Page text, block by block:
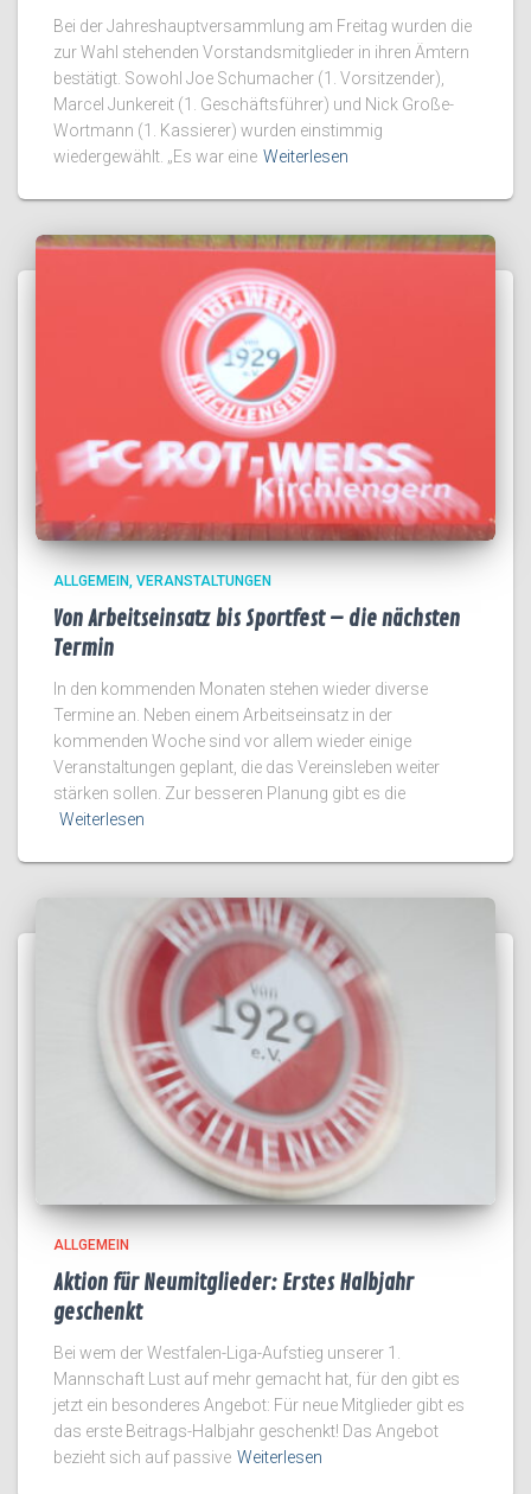
Bei der Jahreshauptversammlung am Freitag wurden die
zur Wahl stehenden Vorstandsmitglieder in ihren Ämtern
bestätigt. Sowohl Joe Schumacher (1. Vorsitzender),
Marcel Junkereit (1. Geschäftsführer) und Nick Große-
Wortmann (1. Kassierer) wurden einstimmig
wiedergewählt. „Es war eine Weiterlesen
ALLGEMEIN VERANSTALTUNGEN
Von Arbeitseinsatz bis Sportfest – die nächsten
Termin
In den kommenden Monaten stehen wieder diverse
Termine an. Neben einem Arbeitseinsatz in der
kommenden Woche sind vor allem wieder einige
Veranstaltungen geplant, die das Vereinsleben weiter
stärken sollen. Zur besseren Planung gibt es die
Weiterlesen
ALLGEMEIN
Aktion für Neumitglieder: Erstes Halbjahr
geschenkt
Bei wem der Westfalen-Liga-Aufstieg unserer 1.
Mannschaft Lust auf mehr gemacht hat, für den gibt es
jetzt ein besonderes Angebot: Für neue Mitglieder gibt es
das erste Beitrags-Halbjahr geschenkt! Das Angebot
bezieht sich auf passive Weiterlesen